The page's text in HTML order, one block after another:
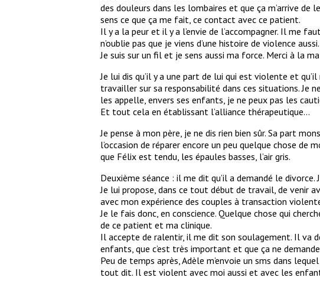
des douleurs dans les lombaires et que ça m’arrive de
sens ce que ça me fait, ce contact avec ce patient.
Il y a la peur et il y a l’envie de l’accompagner. Il me
n’oublie pas que je viens d’une histoire de violence aussi.
Je suis sur un fil et je sens aussi ma force. Merci à la
Je lui dis qu’il y a une part de lui qui est violente et
travailler sur sa responsabilité dans ces situations. Je
les appelle, envers ses enfants, je ne peux pas les
Et tout cela en établissant l’alliance thérapeutique…
Je pense à mon père, je ne dis rien bien sûr. Sa part
l’occasion de réparer encore un peu quelque chose de
que Félix est tendu, les épaules basses, l’air gris.
Deuxième séance : il me dit qu’il a demandé le
Je lui propose, dans ce tout début de travail, de venir
avec mon expérience des couples à transaction
Je le fais donc, en conscience. Quelque chose qui
de ce patient et ma clinique.
Il accepte de ralentir, il me dit son soulagement. Il va
enfants, que c’est très important et que ça ne
Peu de temps après, Adèle m’envoie un sms dans
tout dit. Il est violent avec moi aussi et avec les